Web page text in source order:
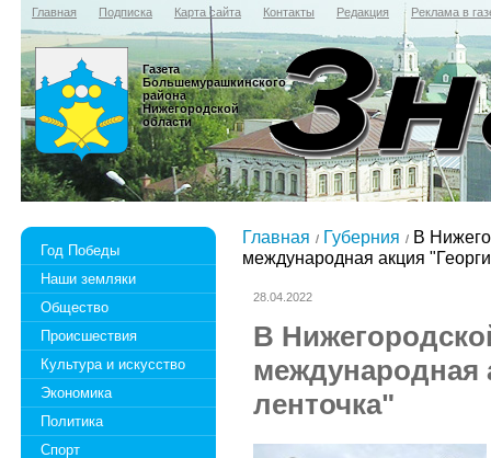
Главная Подписка Карта сайта Контакты Редакция Реклама в
Газета
Большемурашкинского
района
Нижегородской
области
Год Победы
Наши земляки
Общество
Происшествия
Культура и искусство
Экономика
Политика
Спорт
Главная Губерния
В
международная акция
28.04.2022
В
международная
ленточка"